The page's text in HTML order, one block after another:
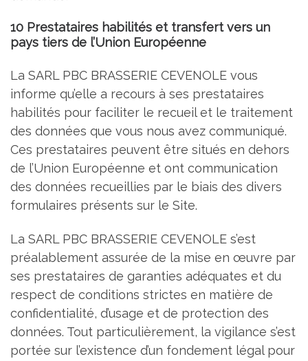
10 Prestataires habilités et transfert vers un
pays tiers de l’Union Européenne
La SARL PBC BRASSERIE CEVENOLE vous
informe qu’elle a recours à ses prestataires
habilités pour faciliter le recueil et le traitement
des données que vous nous avez communiqué.
Ces prestataires peuvent être situés en dehors
de l’Union Européenne et ont communication
des données recueillies par le biais des divers
formulaires présents sur le Site.
La SARL PBC BRASSERIE CEVENOLE s’est
préalablement assurée de la mise en œuvre par
ses prestataires de garanties adéquates et du
respect de conditions strictes en matière de
confidentialité, d’usage et de protection des
données. Tout particulièrement, la vigilance s’est
portée sur l’existence d’un fondement légal pour